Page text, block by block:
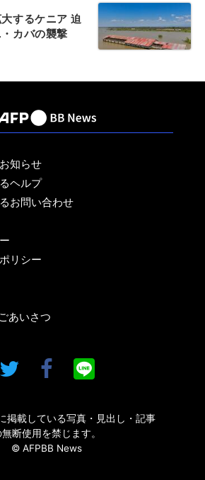
するケニア 迫
カバの襲撃
知らせ
ヘルプ
お問い合わせ
リシー
あいさつ
掲載している写真・見出し・記事
断使用を禁じます。
© AFPBB News